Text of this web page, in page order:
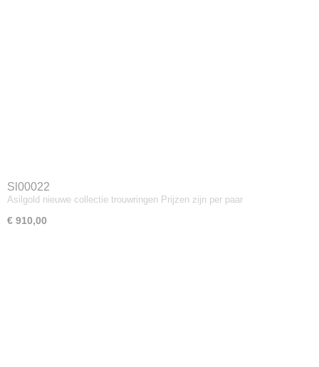
Sl00022
Asilgold nieuwe collectie trouwringen Prijzen zijn per paar
€ 910,00